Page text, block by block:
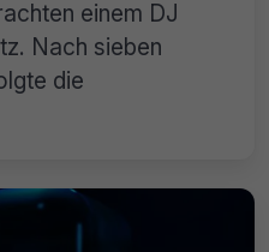
einem DJ
Nach sieben
die